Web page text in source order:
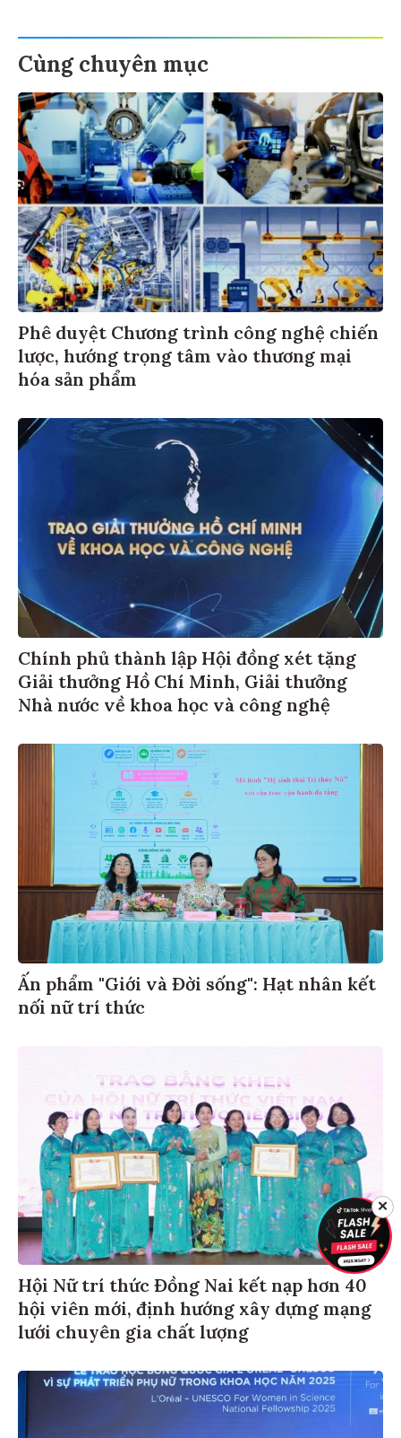
Cùng chuyên mục
Phê duyệt Chương trình công nghệ chiến
lược, hướng trọng tâm vào thương mại
hóa sản phẩm
Chính phủ thành lập Hội đồng xét tặng
Giải thưởng Hồ Chí Minh, Giải thưởng
Nhà nước về khoa học và công nghệ
Ấn phẩm "Giới và Đời sống": Hạt nhân kết
nối nữ trí thức
Hội Nữ trí thức Đồng Nai kết nạp hơn 40
hội viên mới, định hướng xây dựng mạng
lưới chuyên gia chất lượng
✕